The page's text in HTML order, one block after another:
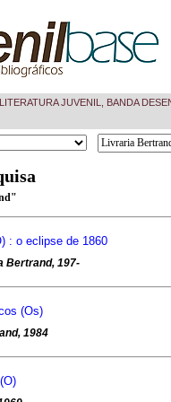
JUVENIL, BANDA
: o eclipse de 1860
Bertrand, 197-
(Os)
1984